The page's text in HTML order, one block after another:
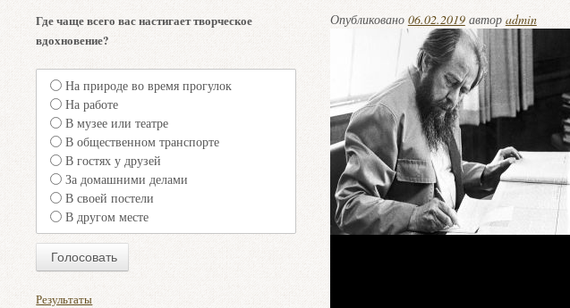
Опубликовано 06.02.2019автор admin
Где чаще всего вас настигает творческое
вдохновение?
На природе во время прогулок
На работе
В музее или театре
В общественном транспорте
В гостях у друзей
За домашними делами
В своей постели
В другом месте
Результаты